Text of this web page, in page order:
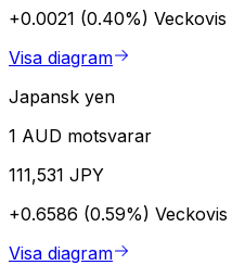
+0.0021 (0.40%) Veckovis
Visa diagram
Japansk yen
1 AUD motsvarar
111,531 JPY
+0.6586 (0.59%) Veckovis
Visa diagram